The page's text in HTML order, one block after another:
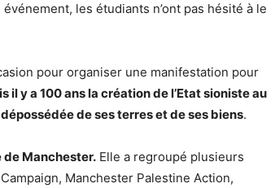
les étudiants n’ont pas hésité à le
pour organiser une manifestation pour
il y a 100 ans la création de l’Etat sioniste au
de ses terres et de ses biens.
de Manchester. Elle a regroupé plusieurs
Manchester Palestine Action,